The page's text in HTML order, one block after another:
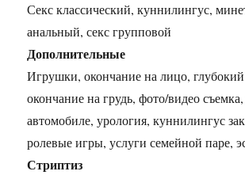
Секс классический, куннилингус,
анальный, секс групповой
Дополнительные
Игрушки, окончание на лицо,
окончание на грудь, фото/видео
автомобиле, урология, куннилингус
ролевые игры, услуги семейной паре,
Стриптиз